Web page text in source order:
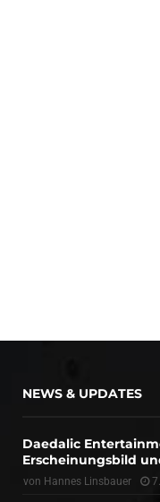
NEWS & UPDATES
Daedalic
Erscheinungsbild
von Hannes Linsbauer